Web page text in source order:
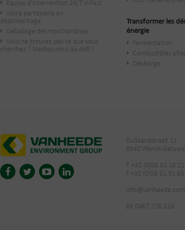
Équipe d'intervention 24/7 V-Fast
Votre partenaire en
désamiantage
Déballage des marchandises
Vous ne trouvez pas ce que vous
cherchez ? Mettez-nous au défi !
Transformer les
énergie
Fermentation
Combustibles
Décharge
Dullaardstraat 11
8940 Wervik-Geluwe
T +32 (0)56 52 16 21
F +32 (0)56 51 91 63
info@vanheede.com
BE 0467.276.516